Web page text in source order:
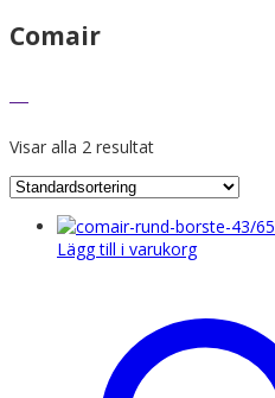
Comair
Visar alla 2 resultat
Lägg till i varukorg